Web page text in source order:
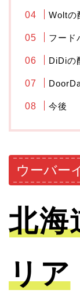
Woltの
フード
DiDiの
今後
ウーバー
北海
リア